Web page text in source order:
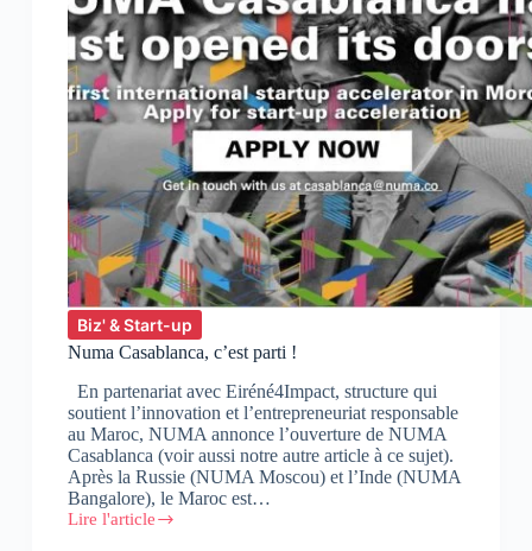
Biz' & Start-up
Numa Casablanca, c’est parti !
En partenariat avec Eiréné4Impact, structure qui
soutient l’innovation et l’entrepreneuriat responsable
au Maroc, NUMA annonce l’ouverture de NUMA
Casablanca (voir aussi notre autre article à ce sujet).
Après la Russie (NUMA Moscou) et l’Inde (NUMA
Bangalore), le Maroc est…
Lire l'article
Numa